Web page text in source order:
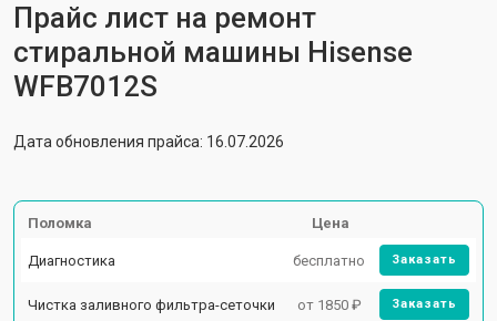
Прайс лист на ремонт
стиральной машины Hisense
WFB7012S
Дата обновления прайса: 16.07.2026
Поломка Цена
Диагностика бесплатно Заказать
Чистка заливного фильтра-сеточки от 1850 ₽ Заказать